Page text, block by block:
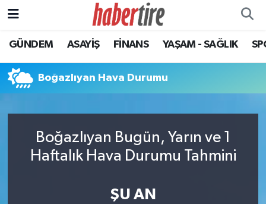
GÜNDEM ASAYİŞ FİNANS YAŞAM - SAĞLIK
Boğazlıyan Hava Durumu
Boğazlıyan Bugün, Yarın ve 1
Haftalık Hava Durumu Tahmini
ŞU AN
Tire Nöbetçi Eczaneler
Tire Hava Durumu
Süper Lig Puan Durumu ve Fikstür
Son Dakika Haberleri